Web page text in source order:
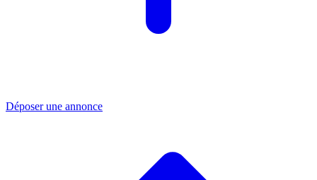
Déposer une annonce